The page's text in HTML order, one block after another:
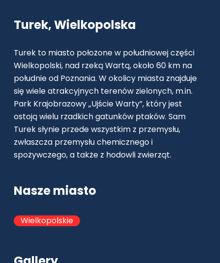
Turek, Wielkopolska
Turek to miasto położone w południowej części
Wielkopolski, nad rzeką Wartą, około 60 km na
południe od Poznania. W okolicy miasta znajduje
się wiele atrakcyjnych terenów zielonych, m.in.
Park Krajobrazowy „Ujście Warty”, który jest
ostoją wielu rzadkich gatunków ptaków. Sam
Turek słynie przede wszystkim z przemysłu,
zwłaszcza przemysłu chemicznego i
spożywczego, a także z hodowli zwierząt.
Nasze miasto
Wielkopolskie